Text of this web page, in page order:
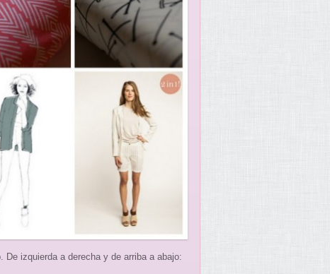
izquierda a derecha y de arriba a abajo: